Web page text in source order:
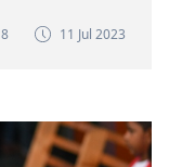
8 11 Jul 2023